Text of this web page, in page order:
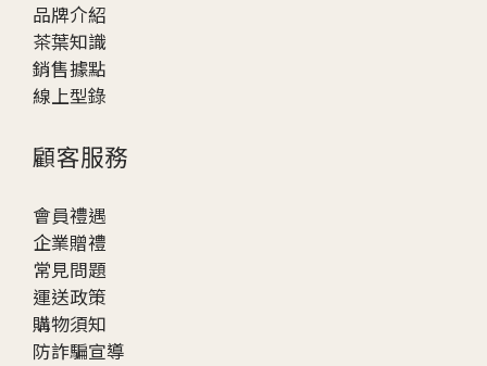
品牌介紹
茶葉知識
銷售據點
線上型錄
顧客服務
會員禮遇
企業贈禮
常見問題
運送政策
購物須知
防詐騙宣導